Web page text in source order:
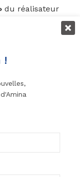
du réalisateur
de Cannes
marches.
de la beauté
haute couture
sur les réseaux
le tapis rouge
dans un
!